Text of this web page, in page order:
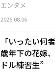
エンタメ
2026.08.06
「いったい何
歳年下の花嫁
ドル練習生”